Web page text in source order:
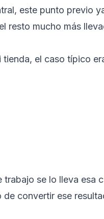
este punto previo
resto mucho más
el caso típico
se lo lleva esa
convertir ese